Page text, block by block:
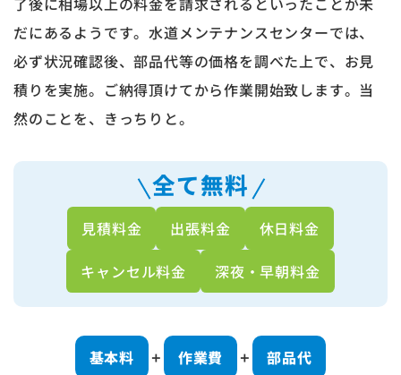
だにあるようです。水道メンテナンスセンターでは、
必ず状況確認後、部品代等の価格を調べた上で、お見
積りを実施。ご納得頂けてから作業開始致します。当
然のことを、きっちりと。
見積料金 出張料金
休日料金
キャンセル料金
深夜・早朝料金
全て無料
基本料 ＋ 作業費 ＋ 部品代